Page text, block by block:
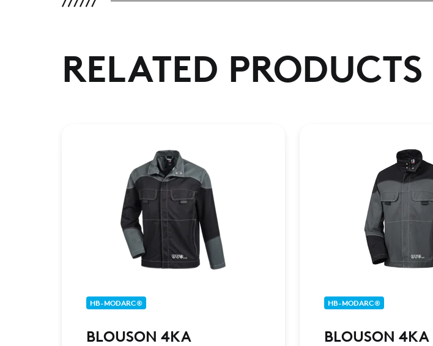
RELATED PRODUCTS
HB-MODARC®
BLOUSON 4KA
HB-MODARC®
BLOUSON 4KA